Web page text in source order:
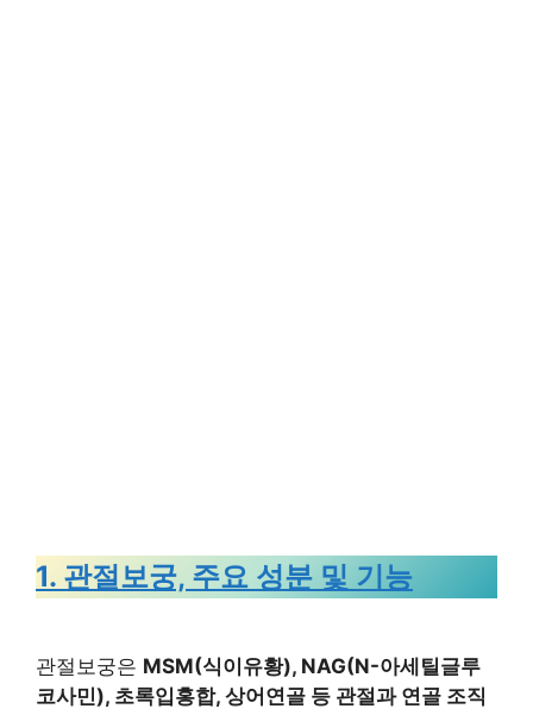
1. 관절보궁, 주요 성분 및 기능
관절보궁은 MSM(식이유황), NAG(N-아세틸글루
코사민), 초록입홍합, 상어연골 등 관절과 연골 조직